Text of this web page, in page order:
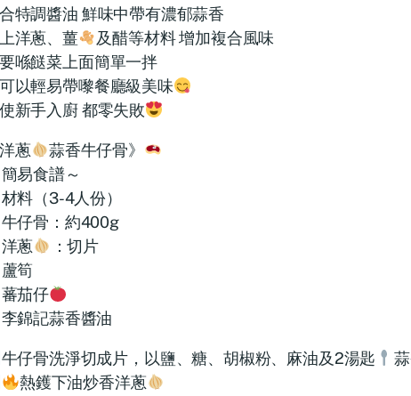
特調醬油 鮮味中帶有濃郁蒜香
洋蔥、薑
及醋等材料 增加複合風味
喺餸菜上面簡單一拌
以輕易帶嚟餐廳級美味
新手入廚 都零失敗
洋蔥
蒜香牛仔骨》
簡易食譜～
材料（3-4人份）
牛仔骨：約400g
洋蔥
：切片
蘆筍
蕃茄仔
李錦記蒜香醬油
牛仔骨洗淨切成片，以鹽、糖、胡椒粉、麻油及2湯匙
熱鑊下油炒香洋蔥